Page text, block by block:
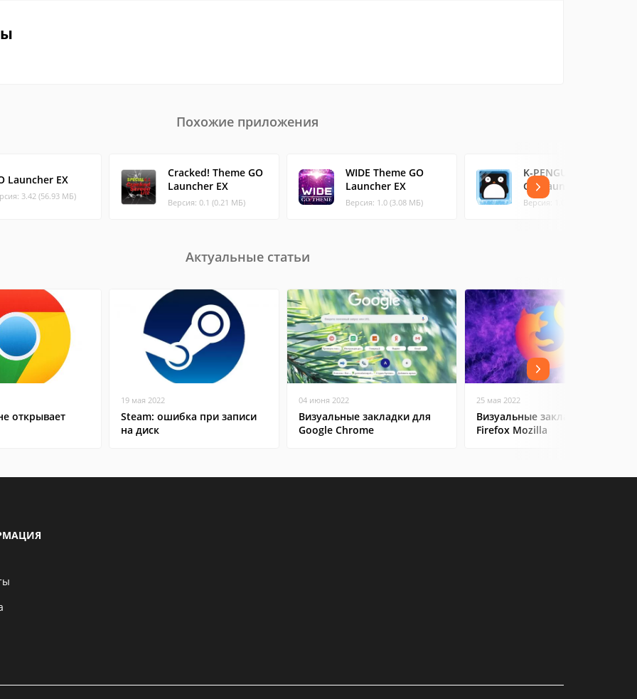
Похожие приложения
Launcher EX
3.42 (56.93 МБ)
Cracked! Theme GO
Launcher EX
Версия: 0.1 (0.21 МБ)
WIDE Theme GO
Launcher EX
Версия: 1.0 (3.08 МБ)
K-PENGUIN Theme
GO Launcher EX
Версия: 1.0 (1.1 МБ)
Актуальные статьи
открывает
19 мая 2022
Steam: ошибка при записи
на диск
04 июня 2022
Визуальные закладки для
Google Chrome
25 мая 2022
Визуальные закладки в
Firefox Mozilla